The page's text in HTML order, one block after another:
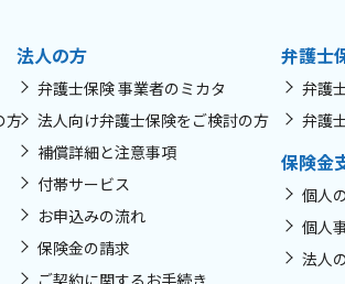
方
法人の方
弁護士保険 事業者のミカタ
法人向け弁護士保険をご検討の方
補償詳細と注意事項
付帯サービス
お申込みの流れ
保険金の請求
弁護士
弁護
弁護
保険金
個人
個人
法人